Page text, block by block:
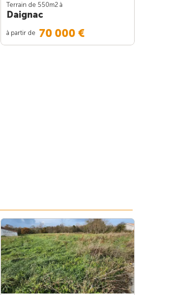
Terrain de 550m2 à
Daignac
à partir de 70 000 €